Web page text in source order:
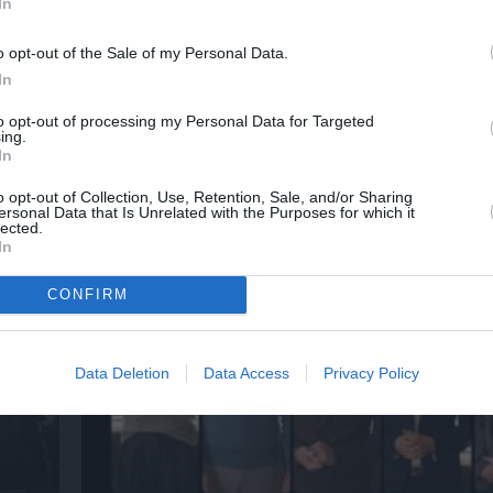
opt-out of the Sale of my Personal Data.
opt-out of processing my Personal Data for Targeted
opt-out of Collection, Use, Retention, Sale, and/or Sharing
Data that Is Unrelated with the Purposes for which it
CONFIRM
Data Deletion Data Access Privacy Policy
μουσικής μας παράδοσης, πέθανε σε